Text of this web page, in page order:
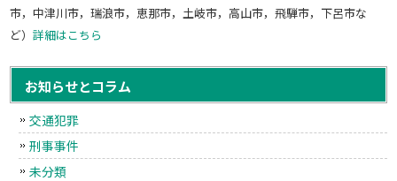
市，中津川市，瑞浪市，恵那市，土岐市，高山市，飛騨市，下呂市な
ど）詳細はこちら
お知らせとコラム
交通犯罪
刑事事件
未分類